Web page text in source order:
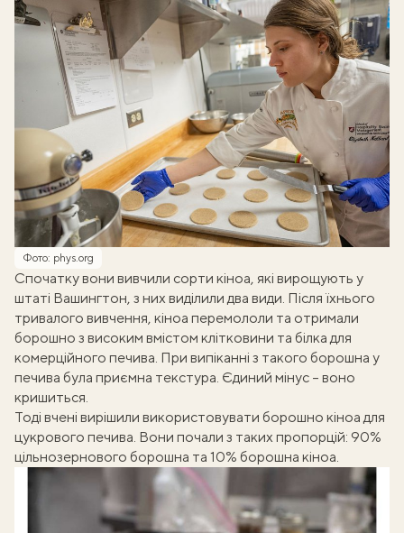
Фото: phys.org
Спочатку вони вивчили сорти кіноа, які вирощують у
штаті Вашингтон, з них виділили два види. Після їхнього
тривалого вивчення, кіноа перемололи та отримали
борошно з високим вмістом клітковини та білка для
комерційного печива. При випіканні з такого борошна у
печива була приємна текстура. Єдиний мінус – воно
кришиться.
Тоді вчені вирішили використовувати борошно кіноа для
цукрового печива. Вони почали з таких пропорцій: 90%
цільнозернового борошна та 10% борошна кіноа.